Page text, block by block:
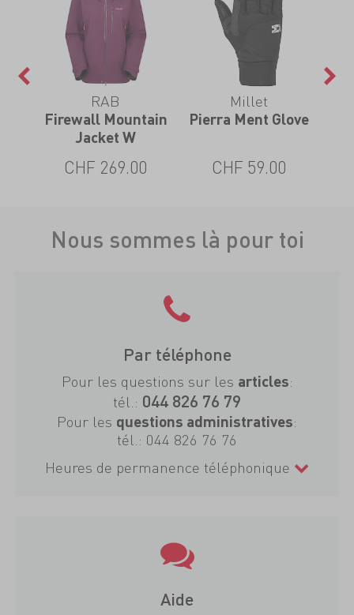
RAB
Firewall Mountain
Jacket W
CHF 269.00
Millet
Pierra Ment Glove
CHF 59.00
Nous sommes là pour toi
Par téléphone
Pour les questions sur les articles:
tél.: 044 826 76 79
Pour les questions administratives:
tél.: 044 826 76 76
Heures de permanence téléphonique
Aide